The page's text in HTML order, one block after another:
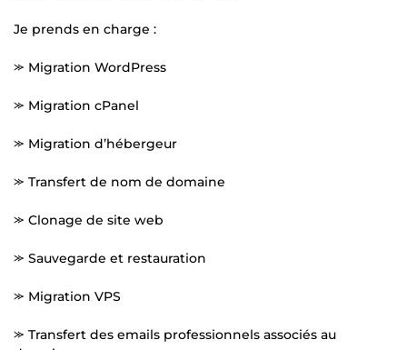
Je prends en charge :
⪼ Migration WordPress
⪼ Migration cPanel
⪼ Migration d’hébergeur
⪼ Transfert de nom de domaine
⪼ Clonage de site web
⪼ Sauvegarde et restauration
⪼ Migration VPS
⪼ Transfert des emails professionnels associés au